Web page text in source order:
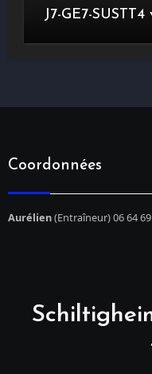
J7-GE7-
Coordonnées
Aurélien(Entraîneur) 06 64 69